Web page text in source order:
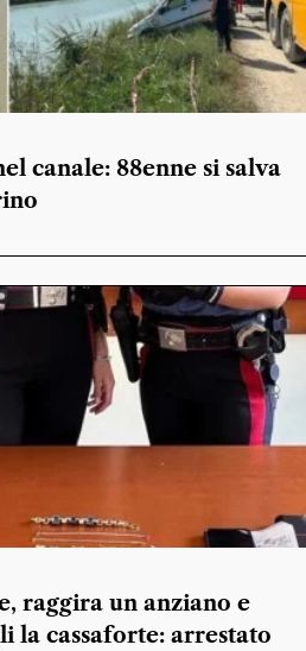
canale: 88enne si salva
raggira un anziano e
la cassaforte: arrestato